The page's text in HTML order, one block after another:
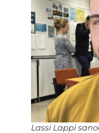
Lassi Lappi